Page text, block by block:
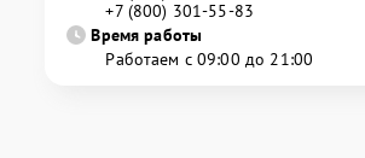
+7 (800) 301-55-83
Время работы
Работаем с 09:00 до 21:00